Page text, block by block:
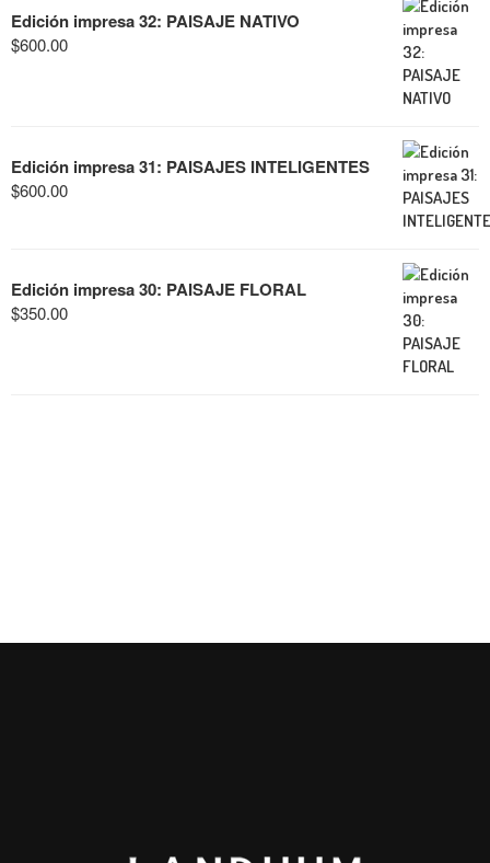
Edición impresa 32: PAISAJE NATIVO
$600.00
Edición impresa 31: PAISAJES INTELIGENTES
$600.00
Edición impresa 30: PAISAJE FLORAL
$350.00